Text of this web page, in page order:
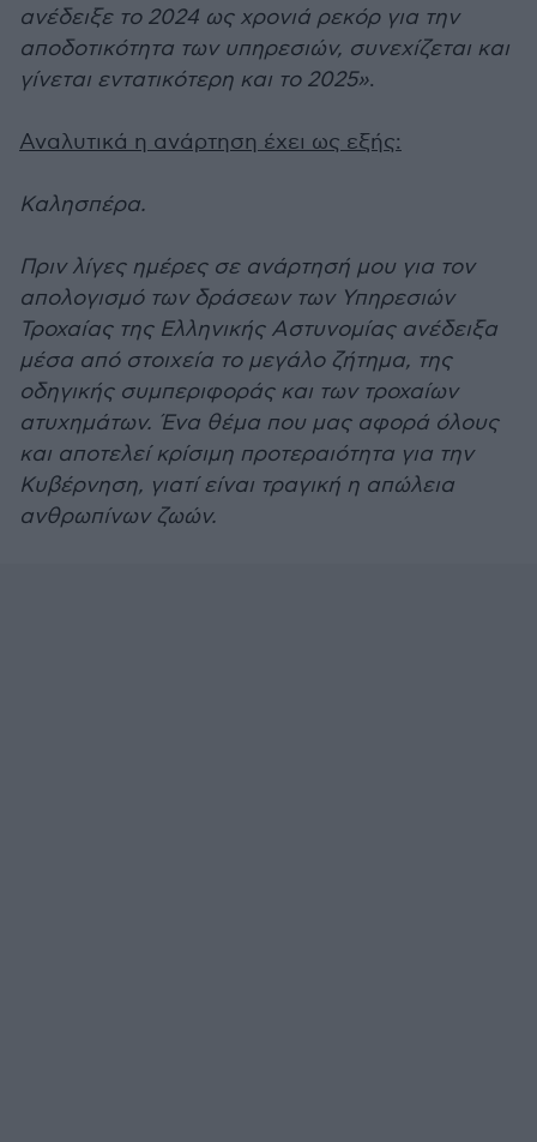
ανέδειξε το 2024 ως χρονιά ρεκόρ για την
αποδοτικότητα των υπηρεσιών, συνεχίζεται και
γίνεται εντατικότερη και το 2025».
Αναλυτικά η ανάρτηση έχει ως εξής:
Καλησπέρα.
Πριν λίγες ημέρες σε ανάρτησή μου για τον
απολογισμό των δράσεων των Υπηρεσιών
Τροχαίας της Ελληνικής Αστυνομίας ανέδειξα
μέσα από στοιχεία το μεγάλο ζήτημα, της
οδηγικής συμπεριφοράς και των τροχαίων
ατυχημάτων. Ένα θέμα που μας αφορά όλους
και αποτελεί κρίσιμη προτεραιότητα για την
Κυβέρνηση, γιατί είναι τραγική η απώλεια
ανθρωπίνων ζωών.